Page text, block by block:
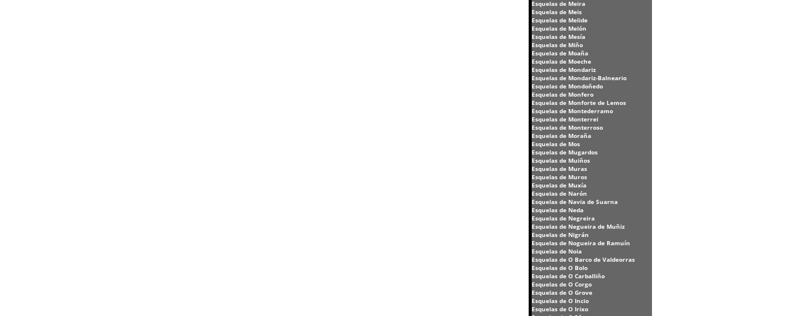
Esquelas de Meira
Esquelas de Meis
Esquelas de Melide
Esquelas de Melón
Esquelas de Mesía
Esquelas de Miño
Esquelas de Moaña
Esquelas de Moeche
Esquelas de Mondariz
Esquelas de Mondariz-Balneario
Esquelas de Mondoñedo
Esquelas de Monfero
Esquelas de Monforte de Lemos
Esquelas de Montederramo
Esquelas de Monterrei
Esquelas de Monterroso
Esquelas de Moraña
Esquelas de Mos
Esquelas de Mugardos
Esquelas de Muiños
Esquelas de Muras
Esquelas de Muros
Esquelas de Muxía
Esquelas de Narón
Esquelas de Navia de Suarna
Esquelas de Neda
Esquelas de Negreira
Esquelas de Negueira de Muñiz
Esquelas de Nigrán
Esquelas de Nogueira de Ramuín
Esquelas de Noia
Esquelas de O Barco de Valdeorras
Esquelas de O Bolo
Esquelas de O Carballiño
Esquelas de O Corgo
Esquelas de O Grove
Esquelas de O Incio
Esquelas de O Irixo